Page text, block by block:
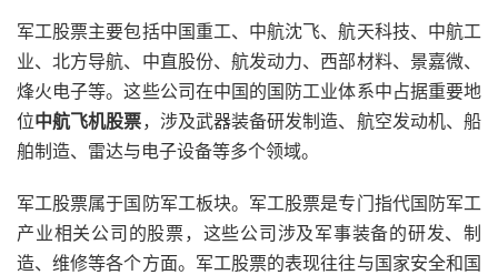
军工股票主要包括中国重工、中航沈飞、航天科技、中航工
业、北方导航、中直股份、航发动力、西部材料、景嘉微、
烽火电子等。这些公司在中国的国防工业体系中占据重要地
位中航飞机股票，涉及武器装备研发制造、航空发动机、船
舶制造、雷达与电子设备等多个领域。
军工股票属于国防军工板块。军工股票是专门指代国防军工
产业相关公司的股票，这些公司涉及军事装备的研发、制
造、维修等各个方面。军工股票的表现往往与国家安全和国